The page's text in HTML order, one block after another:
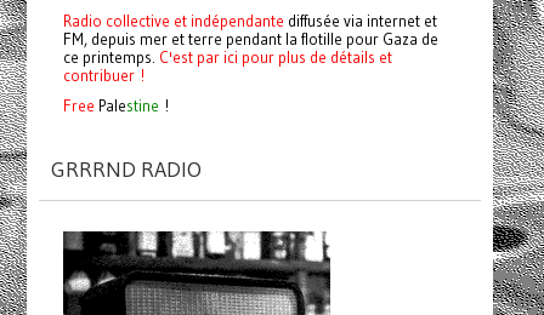
Radio collective et indépendante diffusée via internet et
FM, depuis mer et terre pendant la flotille pour Gaza de
ce printemps. C'est par ici pour plus de détails et
contribuer !
Free Palestine !
GRRRND RADIO